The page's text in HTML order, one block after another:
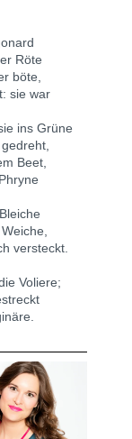
Röte
böte,
sie war
ins Grüne
Beet,
versteckt.
Voliere;